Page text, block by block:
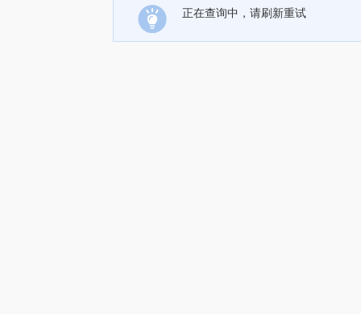
正在查询中，请刷新重试